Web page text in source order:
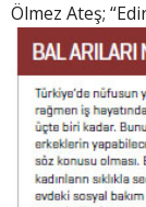
Ölmez Ateş;